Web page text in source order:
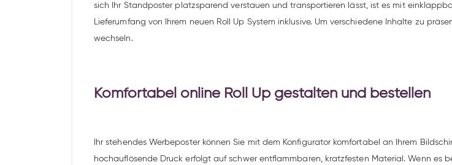
sich Ihr Standposter platzsparend verstauen und transportieren lässt, ist es mit
Lieferumfang von Ihrem neuen Roll Up System inklusive. Um verschiedene Inhalte zu
wechseln.
Komfortabel online Roll Up gestalten und bestellen
Ihr stehendes Werbeposter können Sie mit dem Konfigurator komfortabel an Ihrem
hochauflösende Druck erfolgt auf schwer entflammbaren, kratzfesten Material. Wenn es